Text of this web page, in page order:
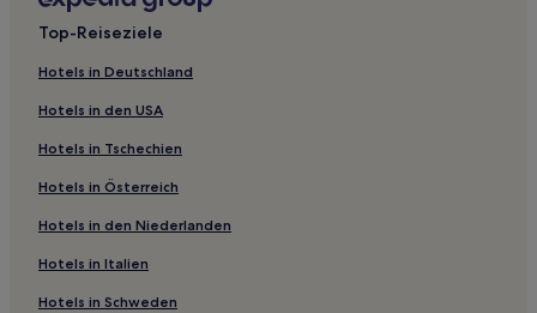
Top-Reiseziele
Hotels in Deutschland
Hotels in den USA
Hotels in Tschechien
Hotels in Österreich
Hotels in den Niederlanden
Hotels in Italien
Hotels in Schweden